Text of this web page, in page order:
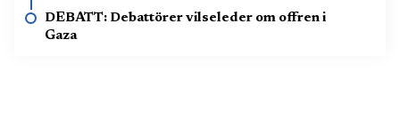
DEBATT: Debattörer vilseleder om offren i
Gaza